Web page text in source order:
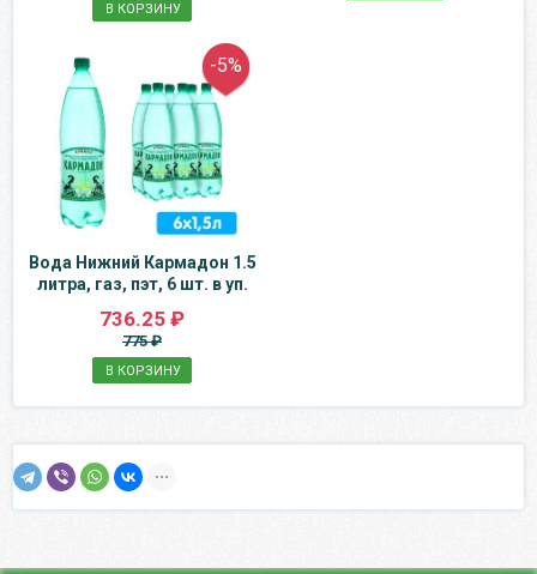
В КОРЗИНУ
-5%
Вода Нижний Кармадон 1.5
литра, газ, пэт, 6 шт. в уп.
736.25 ₽
775 ₽
В КОРЗИНУ